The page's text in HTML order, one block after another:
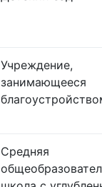
Учреждение,
занимающееся
Средняя